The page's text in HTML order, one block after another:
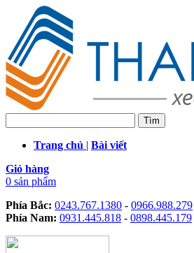
Trang chủ | Bài viết
Giỏ hàng
0 sản phẩm
Phía Bắc: 0243.767.1380 - 0966.988.279
Phía Nam: 0931.445.818 - 0898.445.179